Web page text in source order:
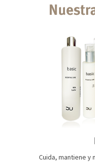
Cuida, mantiene y